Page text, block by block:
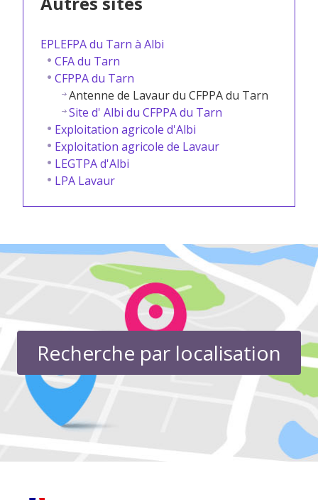
EPLEFPA du Tarn à Albi
CFA du Tarn
CFPPA du Tarn
Antenne de Lavaur du CFPPA du Tarn
Site d' Albi du CFPPA du Tarn
Exploitation agricole d'Albi
Exploitation agricole de Lavaur
LEGTPA d'Albi
LPA Lavaur
Recherche par localisation